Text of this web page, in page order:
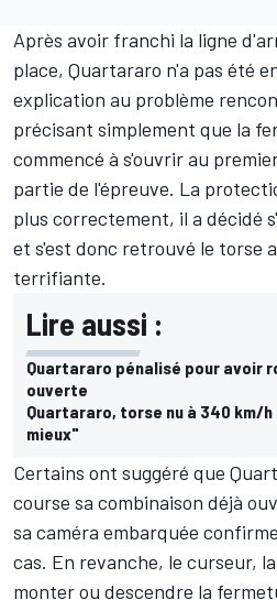
Après avoir franchi la ligne
place, Quartararo n'a pas été
explication au problème
précisant simplement que la
commencé à s'ouvrir au
partie de l'épreuve. La
plus correctement, il a décidé
et s'est donc retrouvé le torse
terrifiante.
Lire aussi :
Quartararo pénalisé pour avoir
ouverte
Quartararo, torse nu à 340 km/
mieux"
Certains ont suggéré que
course sa combinaison déjà
sa caméra embarquée
cas. En revanche, le curseur,
monter ou descendre la